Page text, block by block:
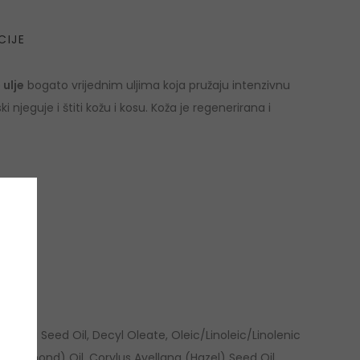
ulje bogato vrijednim uljima koja pružaju intenzivnu
njeguje i štiti kožu i kosu. Koža je regenerirana i
Seed Oil, Decyl Oleate, Oleic/Linoleic/Linolenic